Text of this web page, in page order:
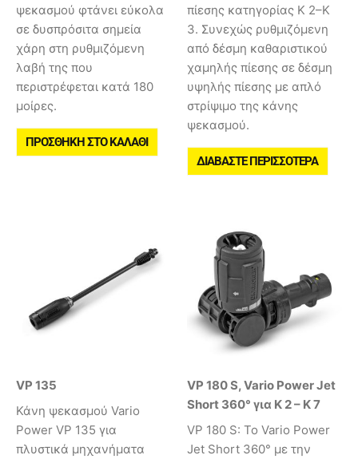
ψεκασμού φτάνει εύκολα
σε δυσπρόσιτα σημεία
χάρη στη ρυθμιζόμενη
λαβή της που
περιστρέφεται κατά 180
μοίρες.
ΠΡΟΣΘΉΚΗ ΣΤΟ ΚΑΛΆΘΙ
πίεσης κατηγορίας K 2–K
3. Συνεχώς ρυθμιζόμενη
από δέσμη καθαριστικού
χαμηλής πίεσης σε δέσμη
υψηλής πίεσης με απλό
στρίψιμο της κάνης
ψεκασμού.
ΔΙΑΒΆΣΤΕ ΠΕΡΙΣΣΌΤΕΡΑ
VP 135
Κάνη ψεκασμού Vario
Power VP 135 για
πλυστικά μηχανήματα
VP 180 S, Vario Power Jet
Short 360° για K 2 – K 7
VP 180 S: Το Vario Power
Jet Short 360° με την